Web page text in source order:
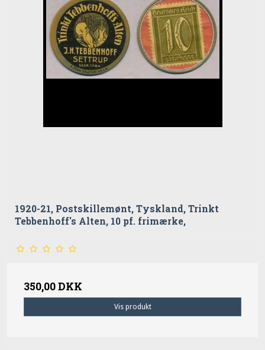
1920-21, Postskillemønt, Tyskland, Trinkt
Tebbenhoff's Alten, 10 pf. frimærke,
350,00 DKK
Vis produkt